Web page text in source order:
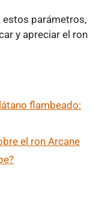
estos parámetros,
y apreciar el ron
flambeado:
el ron Arcane